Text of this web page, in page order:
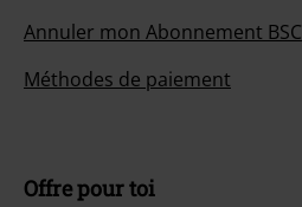
Annuler mon Abonnement BSC
Méthodes de paiement
Offre pour toi